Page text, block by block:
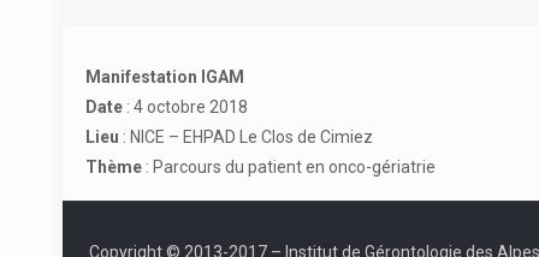
Manifestation IGAM
Date : 4 octobre 2018
Lieu : NICE – EHPAD Le Clos de Cimiez
Thème : Parcours du patient en onco-gériatrie
Copyright © 2013-2017 – Institut de Gérontologie des